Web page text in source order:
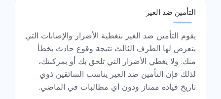
التأمين ضد الغير
يقوم التأمين ضد الغير بتغطية الأضرار والإصابات التي
يتعرض لها الطرف الثالث نتيجة وقوع حادث بخطأ
منك. ولا يغطي الأضرار التي تلحق بك أو بمركبتك،
لذلك فإن التأمين ضد الغير يناسب السائقين ذوي
تاريخ قيادة ممتاز ودون أي مطالبات في الماضي.